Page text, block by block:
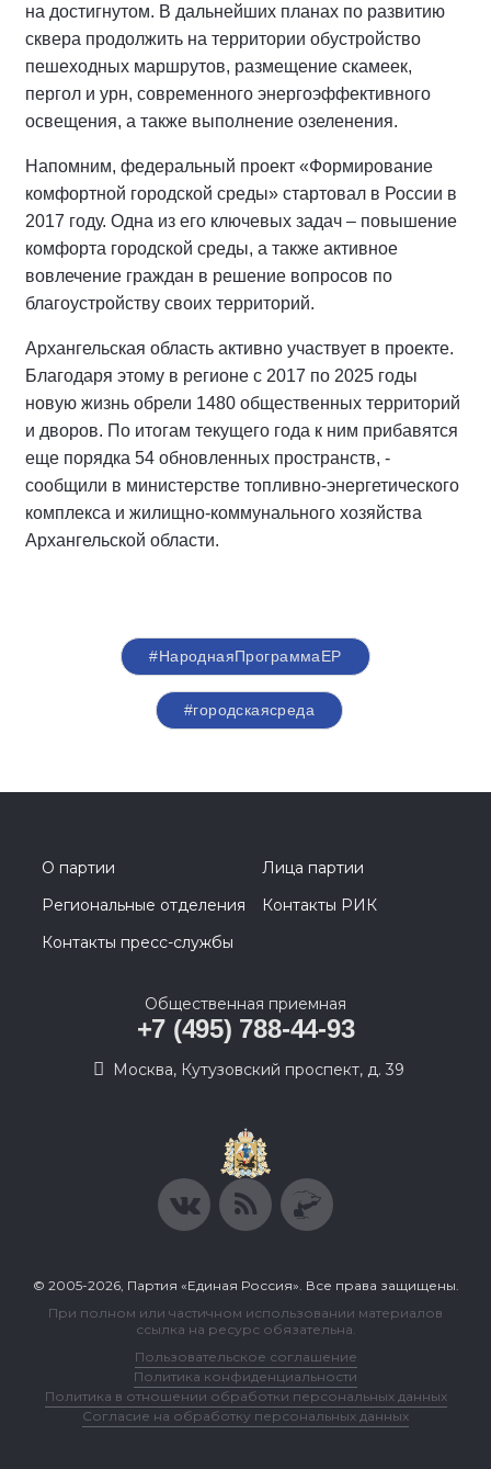
на достигнутом. В дальнейших планах по развитию
сквера продолжить на территории обустройство
пешеходных маршрутов, размещение скамеек,
пергол и урн, современного энергоэффективного
освещения, а также выполнение озеленения.
Напомним, федеральный проект «Формирование
комфортной городской среды» стартовал в России в
2017 году. Одна из его ключевых задач – повышение
комфорта городской среды, а также активное
вовлечение граждан в решение вопросов по
благоустройству своих территорий.
Архангельская область активно участвует в проекте.
Благодаря этому в регионе с 2017 по 2025 годы
новую жизнь обрели 1480 общественных территорий
и дворов. По итогам текущего года к ним прибавятся
еще порядка 54 обновленных пространств, -
сообщили в министерстве топливно-энергетического
комплекса и жилищно-коммунального хозяйства
Архангельской области.
#НароднаяПрограммаЕР
#городскаясреда
О партии
Лица партии
Региональные отделения
Контакты РИК
Контакты пресс-службы
Общественная приемная
+7 (495) 788-44-93
Москва, Кутузовский проспект, д. 39
© 2005-2026, Партия «Единая Россия». Все права защищены.
При полном или частичном использовании материалов
ссылка на ресурс обязательна.
Пользовательское соглашение
Политика конфиденциальности
Политика в отношении обработки персональных данных
Согласие на обработку персональных данных